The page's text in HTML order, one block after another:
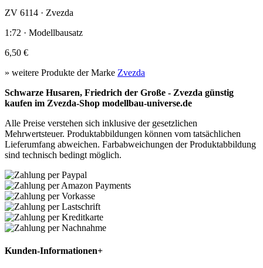
ZV 6114 · Zvezda
1:72 · Modellbausatz
6,50 €
» weitere Produkte der Marke Zvezda
Schwarze Husaren, Friedrich der Große - Zvezda günstig
kaufen im Zvezda-Shop modellbau-universe.de
Alle Preise verstehen sich inklusive der gesetzlichen
Mehrwertsteuer. Produktabbildungen können vom tatsächlichen
Lieferumfang abweichen. Farbabweichungen der Produktabbildung
sind technisch bedingt möglich.
Kunden-Informationen+